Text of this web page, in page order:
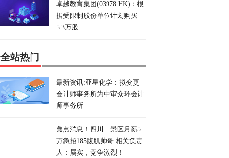
卓越教育集团(03978.HK)：根
据受限制股份单位计划购买
5.3万股
全站热门
最新资讯:亚星化学：拟变更
会计师事务所为中审众环会计
师事务所
焦点消息！四川一景区月薪5
万急招185腹肌帅哥 相关负责
人：属实，竞争激烈！